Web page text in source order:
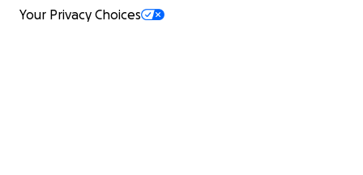
Your Privacy Choices